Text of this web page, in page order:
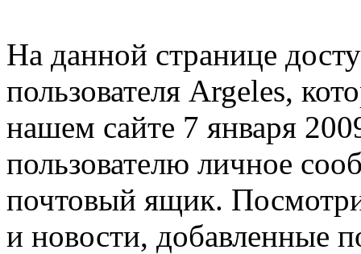
На данной странице
пользователя Argeles,
нашем сайте 7 января
пользователю личное
почтовый ящик.
и новости, добавленные